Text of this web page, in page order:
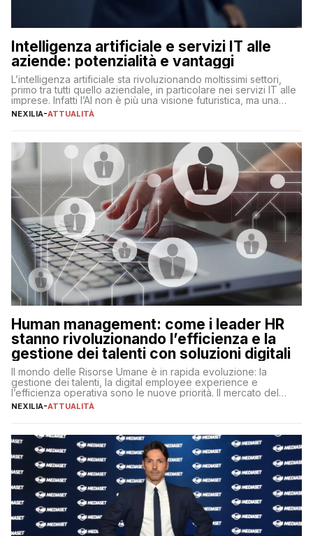
Intelligenza artificiale e servizi IT alle
aziende: potenzialità e vantaggi
L’intelligenza artificiale sta rivoluzionando moltissimi settori,
primo tra tutti quello aziendale, in particolare nei servizi IT alle
imprese. Infatti l’AI non è più una visione futuristica, ma una
realtà operativa che sta portando a un cambio significativo in
operazioni, bensì comporta […]
NEXILIA-ATTUALITÀ
Human management: come i leader HR
stanno rivoluzionando l’efficienza e la
gestione dei talenti con soluzioni digitali
Il mondo delle Risorse Umane è in rapida evoluzione: la
gestione dei talenti, la digital employee experience e
l’efficienza operativa sono le nuove priorità. Il mercato del
lavoro, d’altra parte, è sempre più competitivo con una lotta
NEXILIA-ATTUALITÀ